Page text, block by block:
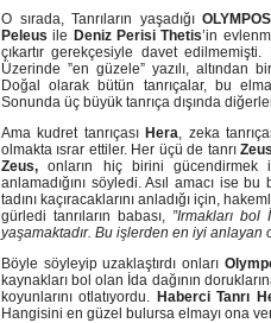
O sırada, Tanrıların yaşadığıOLYMPOS
Peleus ile Deniz Perisi Thetis’in
çıkartır gerekçesiyle davet
Üzerinde ”en güzele” yazılı, altından
Doğal olarak bütün tanrıçalar, bu
Sonunda üç büyük tanrıça dışında
Ama kudret tanrıçası Hera, zeka
olmakta ısrar ettiler. Her üçü de tanrı
Zeus, onların hiç birini gücendirmek
anlamadığını söyledi. Asıl amacı ise bu
tadını kaçıracaklarını anladığı için,
gürledi tanrıların babası,”Irmakları bol
yaşamaktadır. Bu işlerden en iyi anlayan
Böyle söyleyip uzaklaştırdı onları
kaynakları bol olan İda dağının
koyunlarını otlatıyordu. Haberci Tanrı
Hangisini en güzel bulursa elmayı ona